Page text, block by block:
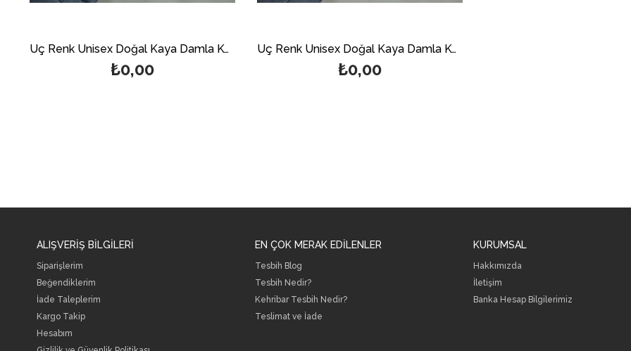
Üç Renk Unisex Doğal Kaya Damla Kehribar Kolye
₺0,00
Üç Renk Unisex Doğal Kaya Damla Kehribar Kolye
₺0,00
ALIŞVERİŞ BİLGİLERİ
Siparişlerim
Beğendiklerim
İade Taleplerim
Kargo Takip
Hesabım
EN ÇOK MERAK EDİLENLER
Tesbih Blog
Tesbih Nedir?
Kehribar Tesbih Nedir?
Teslimat ve İade
KURUMSAL
Hakkımızda
İletişim
Banka Hesap Bilgilerimiz